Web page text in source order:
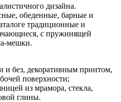
дизайна.
обеденные, барные и
традиционные и
с пружинящей
мешки.
без, декоративным принтом,
поверхности;
из мрамора, стекла,
глины.